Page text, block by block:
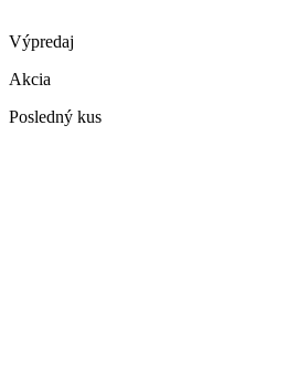
Výpredaj
Akcia
Posledný kus